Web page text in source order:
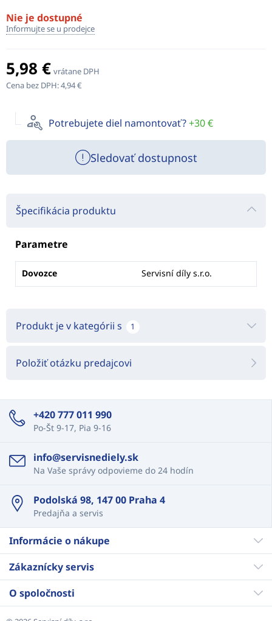
Nie je dostupné
Informujte se u prodejce
5,98 € vrátane DPH
Cena bez DPH:4,94 €
Potrebujete diel namontovať?+30 €
Sledovať dostupnost
Špecifikácia produktu
Parametre
Dovozce Servisní díly s.r.o.
Produkt je v kategórii s 1
Položiť otázku predajcovi
+420 777 011 990
Po-Št 9-17, Pia 9-16
info@servisnediely.sk
Na Vaše správy odpovieme do 24 hodín
Podolská 98, 147 00 Praha 4
Predajňa a servis
Informácie o nákupe
Zákaznícky servis
O spoločnosti